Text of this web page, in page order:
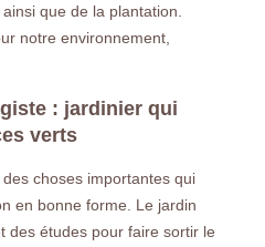
que de la plantation.
notre environnement,
: jardinier qui
verts
choses importantes qui
en bonne forme. Le jardin
des études pour faire sortir le